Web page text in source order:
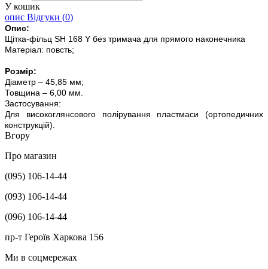
У кошик
опис Відгуки (0)
Опис:
Щітка-фільц SH 168 Y без тримача для прямого наконечника
Матеріал: повсть;
Розмір:
Діаметр – 45,85 мм;
Товщина – 6,00 мм.
Застосування:
Для високоглянсового полірування пластмаси (ортопедичних
конструкцій).
Вгору
Про магазин
(095) 106-14-44
(093) 106-14-44
(096) 106-14-44
пр-т Героїв Харкова 156
Ми в соцмережах